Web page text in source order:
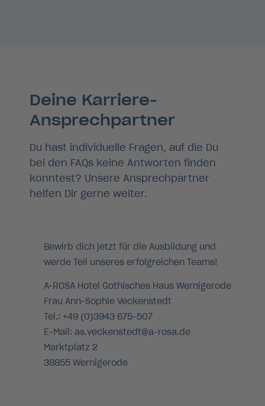
Deine Karriere-
Ansprechpartner
Du hast individuelle Fragen, auf die Du
bei den FAQs keine Antworten finden
konntest? Unsere Ansprechpartner
helfen Dir gerne weiter.
Bewirb dich jetzt für die Ausbildung und
werde Teil unseres erfolgreichen Teams!
A-ROSA Hotel Gothisches Haus Wernigerode
Frau Ann-Sophie Veckenstedt
Tel.: +49 (0)3943 675-507
E-Mail: as.veckenstedt@a-rosa.de
Marktplatz 2
38855 Wernigerode